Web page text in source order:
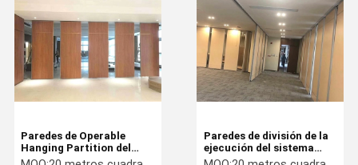
Paredes de Operable
Hanging Partition del
arquitecto
Paredes de división de la
ejecución del sistema
manual